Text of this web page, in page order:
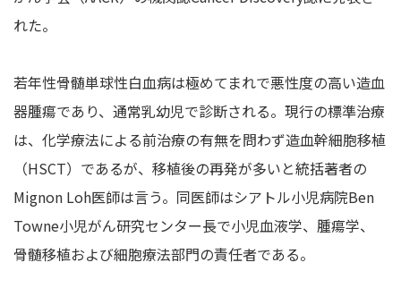
れた。
若年性骨髄単球性白血病は極めてまれで悪性度の高い造血
器腫瘍であり、通常乳幼児で診断される。現行の標準治療
は、化学療法による前治療の有無を問わず造血幹細胞移植
（HSCT）であるが、移植後の再発が多いと統括著者の
Mignon Loh医師は言う。同医師はシアトル小児病院Ben
Towne小児がん研究センター長で小児血液学、腫瘍学、
骨髄移植および細胞療法部門の責任者である。